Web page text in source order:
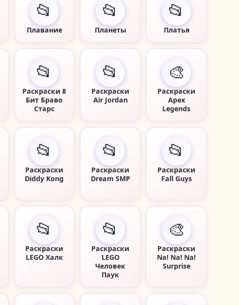
📂
Плавание
📂
Планеты
📂
Платья
📂
Раскраски 8
Бит Браво
Старс
📂
Раскраски
Air Jordan
🎨
Раскраски
Apex
Legends
📂
Раскраски
Diddy Kong
📂
Раскраски
Dream SMP
📂
Раскраски
Fall Guys
📂
Раскраски
LEGO Халк
📂
Раскраски
LEGO
Человек
Паук
🎨
Раскраски
Na! Na! Na!
Surprise